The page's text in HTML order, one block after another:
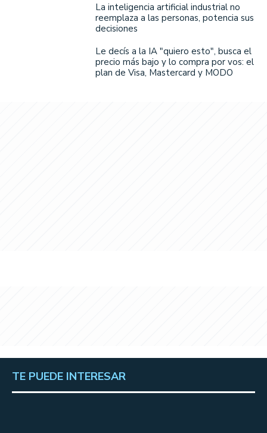
La inteligencia artificial industrial no
reemplaza a las personas, potencia sus
decisiones
Le decís a la IA "quiero esto", busca el
precio más bajo y lo compra por vos: el
plan de Visa, Mastercard y MODO
TE PUEDE INTERESAR